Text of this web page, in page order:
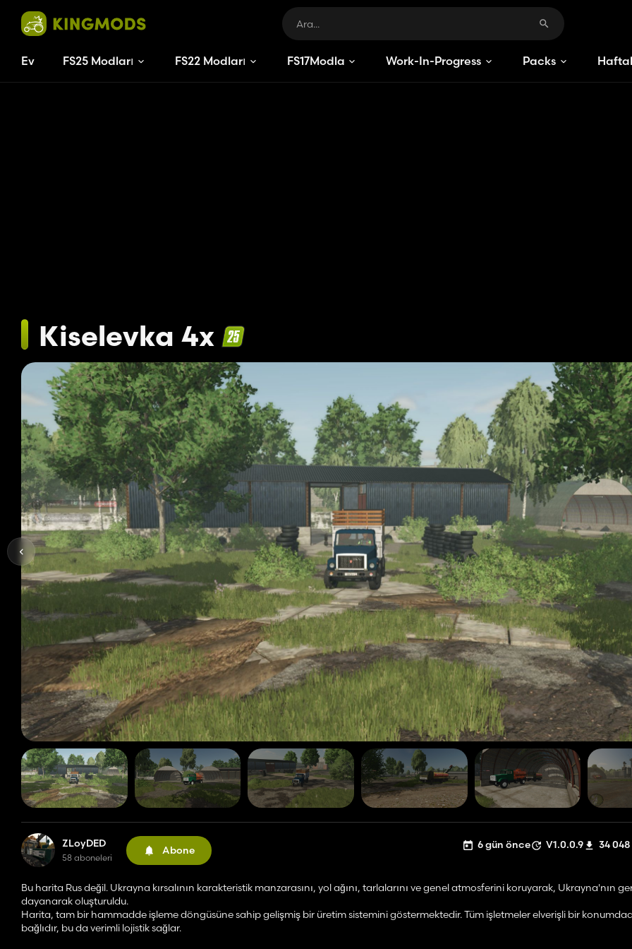
Ev FS25 Modları FS22 Modları FS17Modlar Work-In-Progress Packs
Kiselevka 4x
ZLoyDED
58 aboneleri
Abone 6 gün önce V1.0.0.9 34 048
Bu harita Rus değil. Ukrayna kırsalının karakteristik manzarasını, yol ağını, tarlalarını ve genel atmosferini koruyarak, Ukrayna'nın
dayanarak oluşturuldu.
Harita, tam bir hammadde işleme döngüsüne sahip gelişmiş bir üretim sistemini göstermektedir. Tüm işletmeler elverişli bir
bağlıdır, bu da verimli lojistik sağlar.